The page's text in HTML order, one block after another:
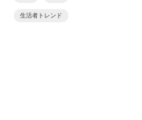
生活者トレンド